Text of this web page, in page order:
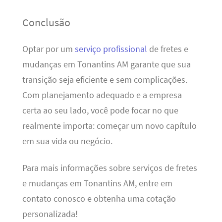
Conclusão
Optar por um serviço profissional de fretes e
mudanças em Tonantins AM garante que sua
transição seja eficiente e sem complicações.
Com planejamento adequado e a empresa
certa ao seu lado, você pode focar no que
realmente importa: começar um novo capítulo
em sua vida ou negócio.
Para mais informações sobre serviços de fretes
e mudanças em Tonantins AM, entre em
contato conosco e obtenha uma cotação
personalizada!